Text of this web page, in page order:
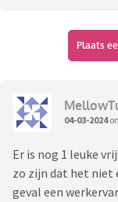
Plaats
04-03-2024
Er is nog 1 leuke
zo zijn dat het niet
geval een